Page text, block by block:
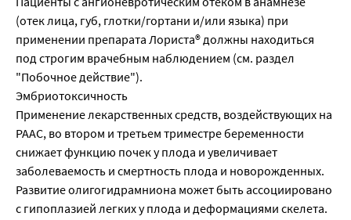
(отек лица, губ, глотки/гортани и/или языка) при
применении препарата Лориста® должны находиться
под строгим врачебным наблюдением (см. раздел
"Побочное действие").
Эмбриотоксичность
Применение лекарственных средств, воздействующих на
РААС, во втором и третьем триместре беременности
снижает функцию почек у плода и увеличивает
заболеваемость и смертность плода и новорожденных.
Развитие олигогидрамниона может быть ассоциировано
с гипоплазией легких у плода и деформациями скелета.